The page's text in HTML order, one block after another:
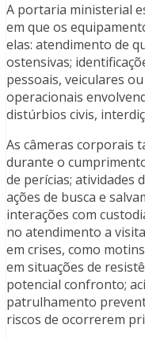
A portaria ministerial
em que os
elas: atendimento de
ostensivas;
pessoais, veiculares
operacionais
distúrbios civis,
As câmeras corporais
durante o
de perícias; atividades
ações de busca e
interações com
no atendimento a
em crises, como
em situações de
potencial confronto;
patrulhamento
riscos de ocorrerem